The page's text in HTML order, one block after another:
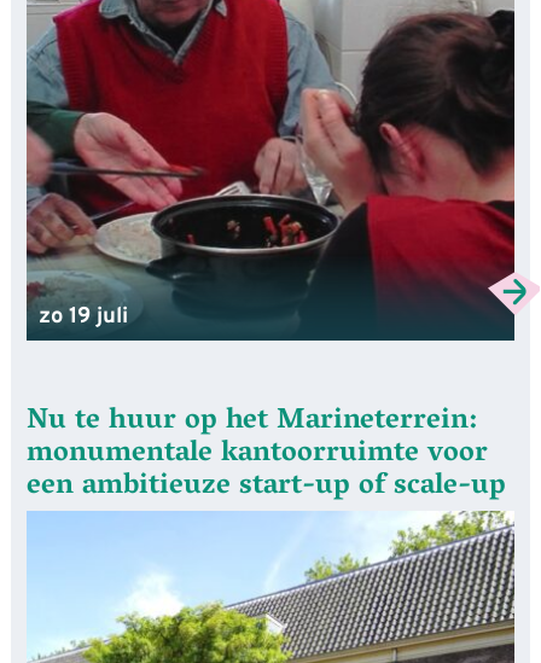
zo 19 juli
Nu te huur op het Marineterrein:
monumentale kantoorruimte voor
een ambitieuze start-up of scale-up